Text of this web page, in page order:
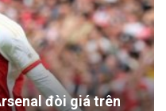
đòi giá trên